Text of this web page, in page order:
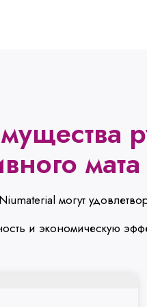
мата
могут
и экономическую